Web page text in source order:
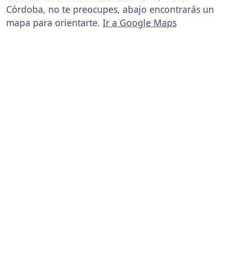
Córdoba, no te preocupes, abajo encontrarás un
mapa para orientarte. Ir a Google Maps